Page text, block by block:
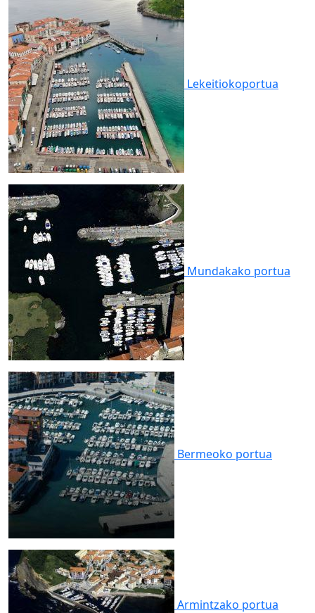
Lekeitiokoportua
Mundakako portua
Bermeoko portua
Armintzako portua